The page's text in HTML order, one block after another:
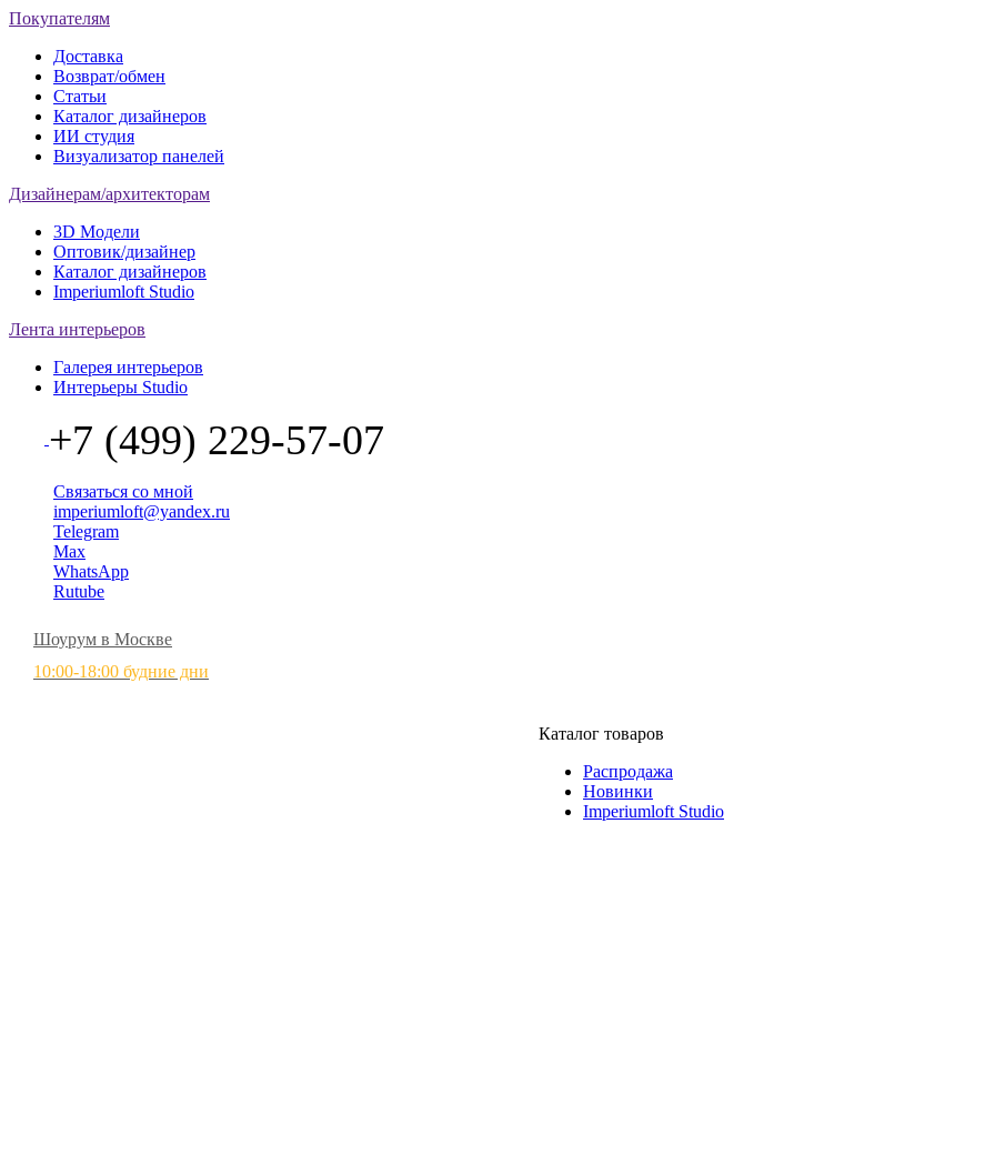
Покупателям
Доставка
Возврат/обмен
Статьи
Каталог дизайнеров
ИИ студия
Визуализатор панелей
Дизайнерам/архитекторам
3D Модели
Оптовик/дизайнер
Каталог дизайнеров
Imperiumloft Studio
Лента интерьеров
Галерея интерьеров
Интерьеры Studio
+7 (499) 229-57-07
Связаться со мной
imperiumloft@yandex.ru
Telegram
Max
WhatsApp
Rutube
Шоурум в Москве
10:00-18:00 будние дни
Каталог товаров
Распродажа
Новинки
Imperiumloft Studio